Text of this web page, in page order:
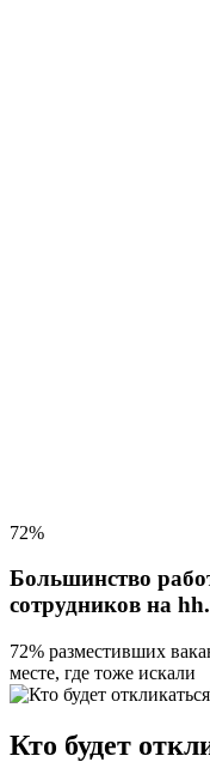
72%
Большинство
сотрудников на
72% разместивших
месте, где тоже искали
Кто будет